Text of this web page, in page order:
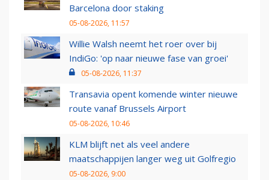
Barcelona door staking
05-08-2026, 11:57
Willie Walsh neemt het roer over bij
IndiGo: 'op naar nieuwe fase van groei'
05-08-2026, 11:37
Transavia opent komende winter nieuwe
route vanaf Brussels Airport
05-08-2026, 10:46
KLM blijft net als veel andere
maatschappijen langer weg uit Golfregio
05-08-2026, 9:00